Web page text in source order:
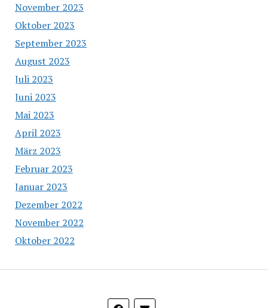
November 2023
Oktober 2023
September 2023
August 2023
Juli 2023
Juni 2023
Mai 2023
April 2023
März 2023
Februar 2023
Januar 2023
Dezember 2022
November 2022
Oktober 2022